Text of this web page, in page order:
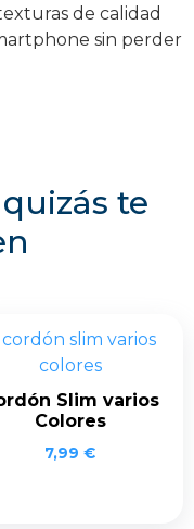
de calidad
sin perder
te
Slim varios
Colores
7,99 €